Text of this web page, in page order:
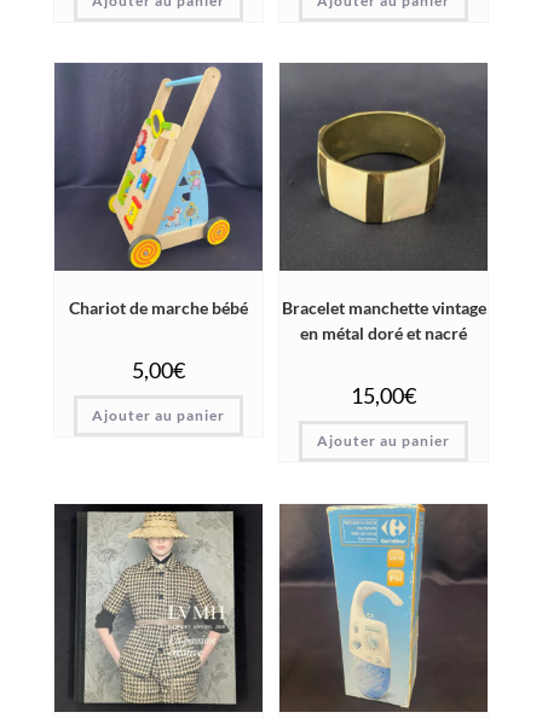
Chariot de marche bébé
5,00€
Ajouter au panier
Bracelet manchette vintage
en métal doré et nacré
15,00€
Ajouter au panier